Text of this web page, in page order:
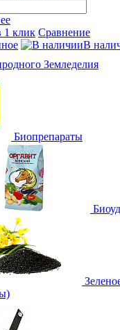
1 клик Сравнение
В
Земледелия
Биопрепараты